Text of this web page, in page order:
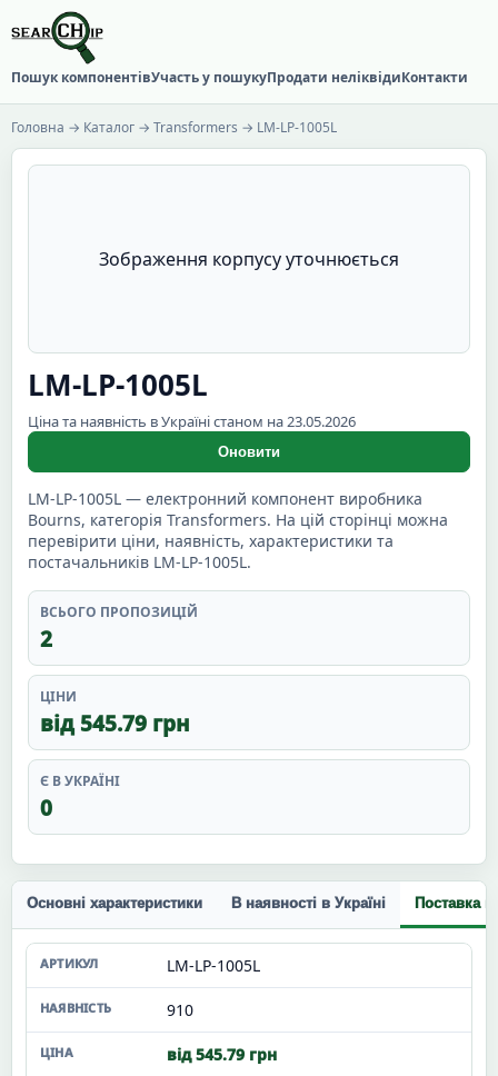
Пошук компонентівУчасть у пошукуПродати неліквідиКонтакти
Головна → Каталог → Transformers → LM-LP-1005L
Зображення корпусу уточнюється
LM-LP-1005L
Ціна та наявність в Україні станом на 23.05.2026
Оновити
LM-LP-1005L — електронний компонент виробника
Bourns, категорія Transformers. На цій сторінці можна
перевірити ціни, наявність, характеристики та
постачальників LM-LP-1005L.
ВСЬОГО ПРОПОЗИЦІЙ
2
ЦІНИ
від 545.79 грн
Є В УКРАЇНІ
0
Основні характеристики В наявності в Україні Поставка
LM-LP-1005L
910
від 545.79 грн